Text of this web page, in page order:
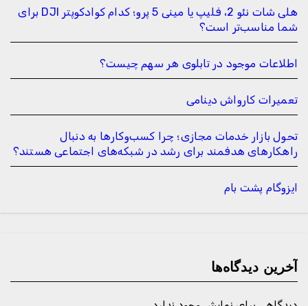
هلی شات نئو 2، فلیپ یا مینی 5 پرو؛ کدام کوادکوپتر DJI برای
شما مناسب‌تر است؟
اطلاعات موجود در تابلوی هر سهم چیست؟
تعمیرات کارواش دینامی
تحول بازار خدمات مجازی؛ چرا کسب‌وکارها به دنبال
راهکارهای هدفمند برای رشد در شبکه‌های اجتماعی هستند؟
ایزوگام پشت بام
آخرین دیدگاه‌ها